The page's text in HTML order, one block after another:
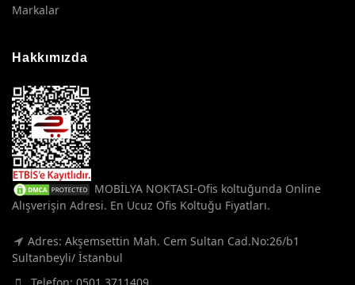
Markalar
Hakkımızda
MOBİLYA NOKTASI-Ofis koltuğunda Online
Alışverişin Adresi. En Ucuz Ofis Koltuğu Fiyatları.
Adres: Akşemsettin Mah. Cem Sultan Cad.No:26/b1
Sultanbeyli/ İstanbul